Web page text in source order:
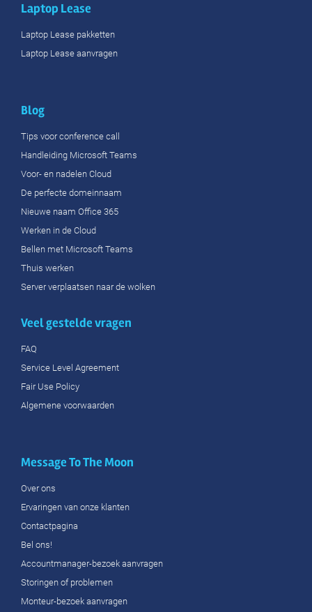
Laptop Lease
Laptop Lease pakketten
Laptop Lease aanvragen
Blog
Tips voor conference call
Handleiding Microsoft Teams
Voor- en nadelen Cloud
De perfecte domeinnaam
Nieuwe naam Office 365
Werken in de Cloud
Bellen met Microsoft Teams
Thuis werken
Server verplaatsen naar de wolken
Veel gestelde vragen
FAQ
Service Level Agreement
Fair Use Policy
Algemene voorwaarden
Message To The Moon
Over ons
Ervaringen van onze klanten
Contactpagina
Bel ons!
Accountmanager-bezoek aanvragen
Storingen of problemen
Monteur-bezoek aanvragen